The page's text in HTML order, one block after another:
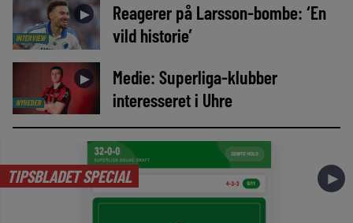
INTERVIEW
►
Reagerer på Larsson-bombe: ‘En
vild historie’
NYHEDER
►
Medie: Superliga-klubber
interesseret i Uhre
TIPSBLADET SPECIAL ►